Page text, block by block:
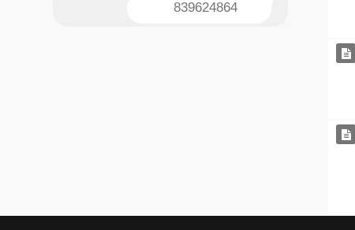
839624864